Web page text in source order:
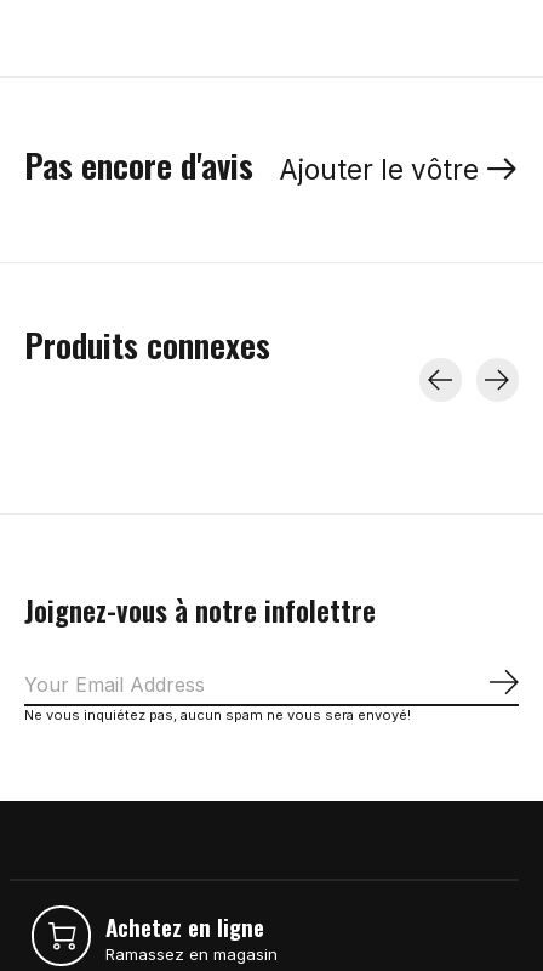
Pas encore d'avis Ajouter le vôtre
Produits connexes
Joignez-vous à notre infolettre
Ne vous inquiétez pas, aucun spam ne vous sera envoyé!
Achetez en ligne
Ramassez en magasin